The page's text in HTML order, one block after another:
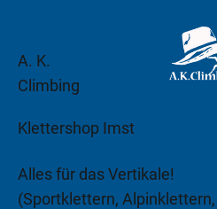
A. K.
Climbing
Klettershop Imst
Alles für das Vertikale!
(Sportklettern,